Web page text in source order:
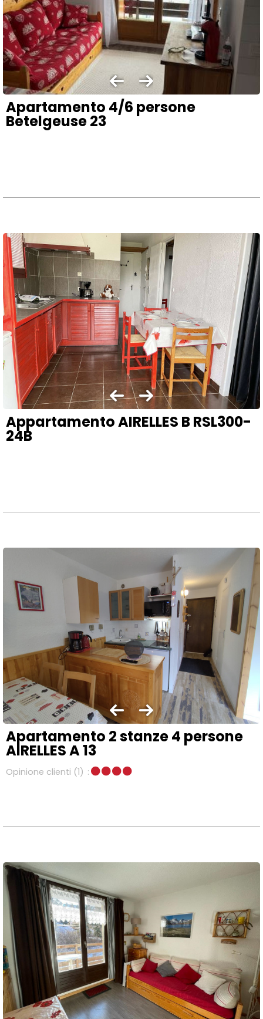
Apartamento 4/6 persone
Betelgeuse 23
Appartamento AIRELLES B RSL300-
24B
Apartamento 2 stanze 4 persone
AIRELLES A 13
Opinione clienti (1)